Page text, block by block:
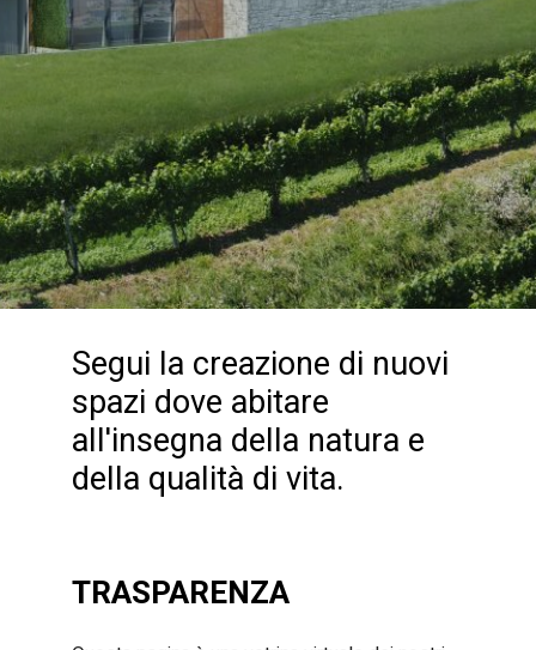
Segui la creazione di nuovi
spazi dove abitare
all'insegna della natura e
della qualità di vita.
TRASPARENZA